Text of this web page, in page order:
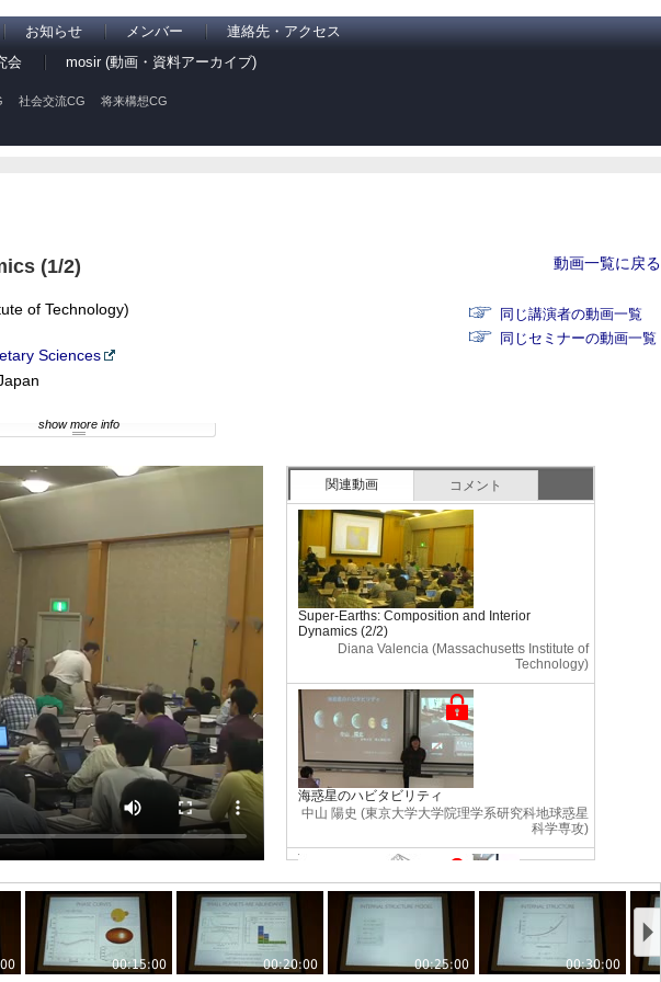
お知らせ メンバー
連絡先・アクセス
会
mosir (動画・資料アーカイブ)
社会交流CG
将来構想CG
動画一覧に戻る
(1/2)
of Technology)
Sciences
同じ講演者の動画一覧
同じセミナーの動画一覧
show more info
関連動画 コメント
Super-Earths: Composition and Interior
Dynamics (2/2)
Diana Valencia (Massachusetts Institute of
Technology)
海惑星のハビタビリティ
中山 陽史 (東京大学大学院理学系研究科地球惑星
科学専攻)
系外惑星時代のハビタブル惑星研究
小玉 貴則 (東京科学大学地球生命研究所・特任准
00:15:00 00:20:00 00:25:00 00:30:00